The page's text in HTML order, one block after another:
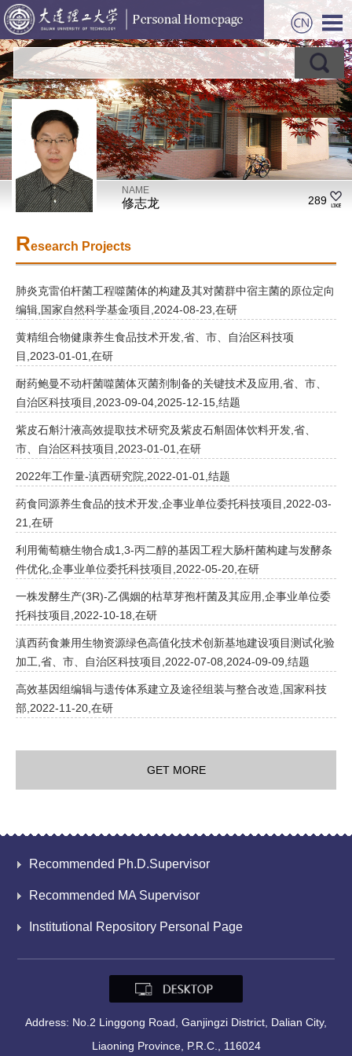
NAME
修志龙 289
Research Projects
肺炎克雷伯杆菌工程噬菌体的构建及其对菌群中宿主菌的原位定向
编辑,国家自然科学基金项目,2024-08-23,在研
黄精组合物健康养生食品技术开发,省、市、自治区科技项
目,2023-01-01,在研
耐药鲍曼不动杆菌噬菌体灭菌剂制备的关键技术及应用,省、市、
自治区科技项目,2023-09-04,2025-12-15,结题
紫皮石斛汁液高效提取技术研究及紫皮石斛固体饮料开发,省、
市、自治区科技项目,2023-01-01,在研
2022年工作量-滇西研究院,2022-01-01,结题
药食同源养生食品的技术开发,企事业单位委托科技项目,2022-03-
21,在研
利用葡萄糖生物合成1,3-丙二醇的基因工程大肠杆菌构建与发酵条
件优化,企事业单位委托科技项目,2022-05-20,在研
一株发酵生产(3R)-乙偶姻的枯草芽孢杆菌及其应用,企事业单位委
托科技项目,2022-10-18,在研
滇西药食兼用生物资源绿色高值化技术创新基地建设项目测试化验
加工,省、市、自治区科技项目,2022-07-08,2024-09-09,结题
高效基因组编辑与遗传体系建立及途径组装与整合改造,国家科技
部,2022-11-20,在研
GET MORE
Recommended Ph.D.Supervisor
Recommended MA Supervisor
Institutional Repository Personal Page
Address: No.2 Linggong Road, Ganjingzi District, Dalian City,
Liaoning Province, P.R.C., 116024